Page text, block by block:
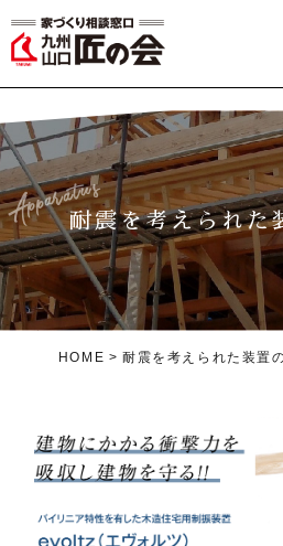
耐震を考えられた
Apparatus
HOME 耐震を考えられた装置